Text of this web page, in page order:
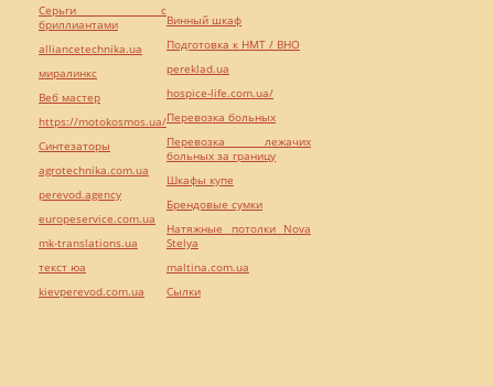
Серьги с
бриллиантами
alliancetechnika.ua
миралинкс
Веб мастер
https://motokosmos.ua/
Синтезаторы
agrotechnika.com.ua
perevod.agency
europeservice.com.ua
mk-translations.ua
текст юа
kievperevod.com.ua
Винный шкаф
Подготовка к НМТ / ВНО
pereklad.ua
hospice-life.com.ua/
Перевозка больных
Перевозка лежачих
больных за границу
Шкафы купе
Брендовые сумки
Натяжные потолки Nova
Stelya
maltina.com.ua
Cылки